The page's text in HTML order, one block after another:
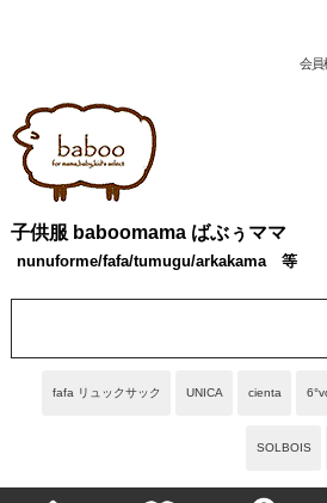
子供服 baboomama ばぶぅママ
nunuforme/fafa/tumugu/arkakama 等
fafa リュックサック UNICA cienta
SOLBOIS
会員